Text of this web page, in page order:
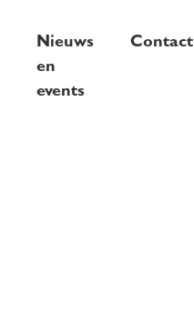
Nieuws
en
events
Contact